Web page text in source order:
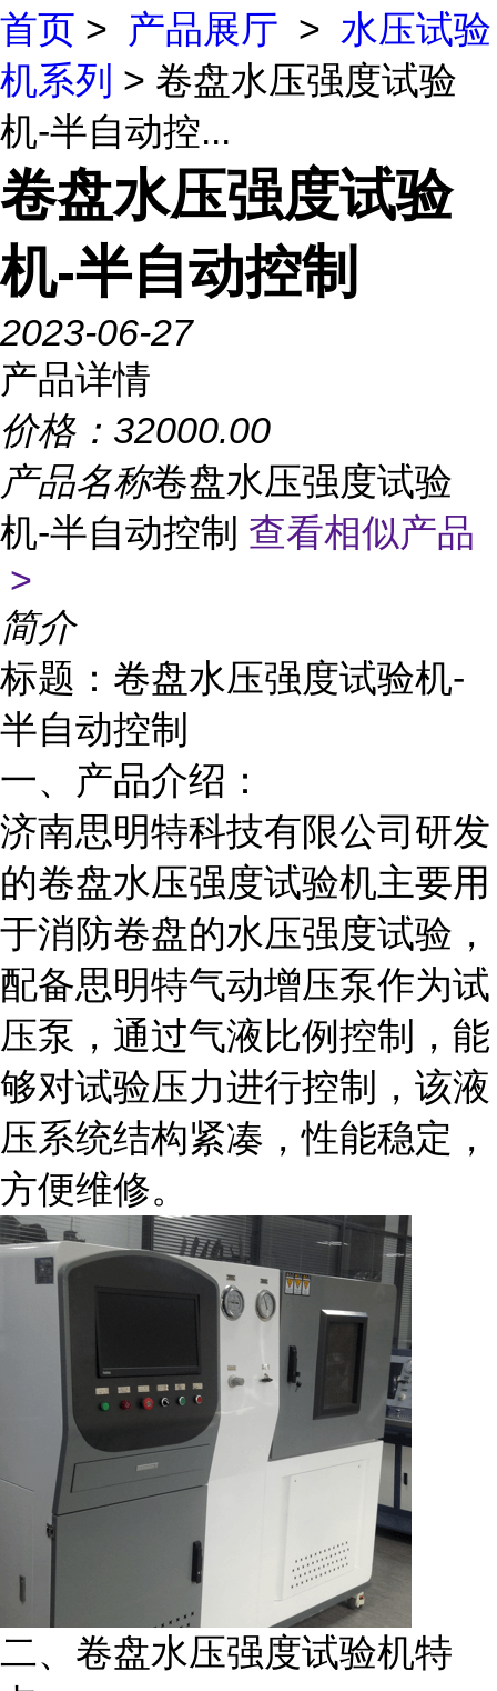
首页 > 产品展厅 > 水压试验
机系列 > 卷盘水压强度试验
机-半自动控...
卷盘水压强度试验
机-半自动控制
2023-06-27
产品详情
价格： 32000.00
产品名称卷盘水压强度试验
机-半自动控制 查看相似产品
>
简介
标题：卷盘水压强度试验机-
半自动控制
一、产品介绍：
济南思明特科技有限公司研发
的卷盘水压强度试验机主要用
于消防卷盘的水压强度试验，
配备思明特气动增压泵作为试
压泵，通过气液比例控制，能
够对试验压力进行控制，该液
压系统结构紧凑，性能稳定，
方便维修。
二、卷盘水压强度试验机特